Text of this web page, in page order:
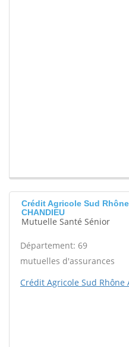
Crédit Agricole Sud
CHANDIEU
Mutuelle Santé Sénior
Département: 69
mutuelles d'assurances
Crédit Agricole Sud Rhône